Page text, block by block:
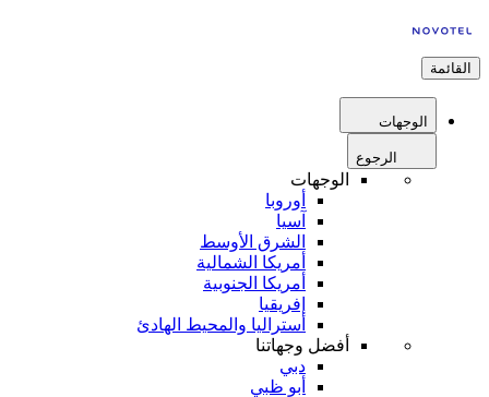
القائمة
الوجهات
الرجوع
الوجهات
أوروبا
آسيا
الشرق الأوسط
أمريكا الشمالية
أمريكا الجنوبية
إفريقيا
أستراليا والمحيط الهادئ
أفضل وجهاتنا
دبي
أبو ظبي